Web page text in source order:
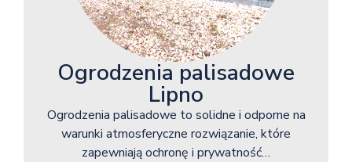
Ogrodzenia palisadowe
Lipno
Ogrodzenia palisadowe to solidne i odporne na
warunki atmosferyczne rozwiązanie, które
zapewniają ochronę i prywatność…